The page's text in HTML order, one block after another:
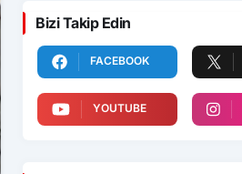
Bizi Takip Edin
FACEBOOK
YOUTUBE